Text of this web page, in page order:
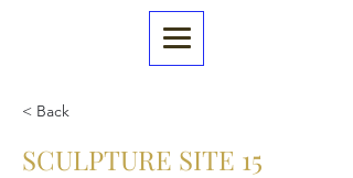
< Back
SCULPTURE SITE 15